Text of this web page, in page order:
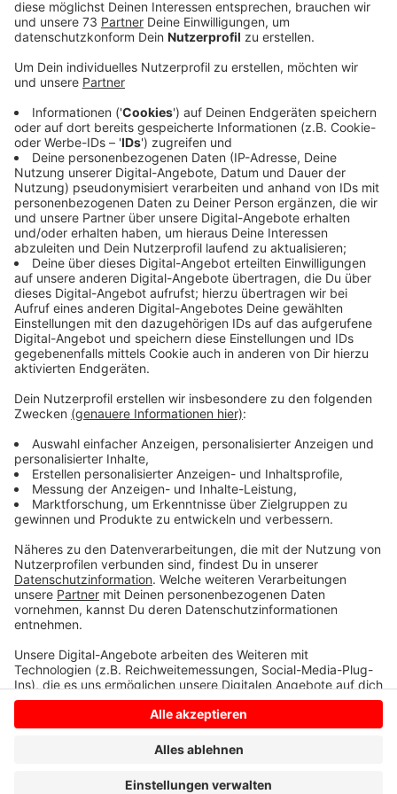
Anzeige
Test-Kits für Grippe, Corona und RSV in
Apotheken
Anzeige
Ob bei der Arbeit, in der Familie oder unter Freunden –
aktuell sind viele im Westmünsterland krank. Das
Gesundheitsamt des Kreises Borken spricht von einer
Grippewelle, die in diesem Jahr rund vier Wochen
früher als üblich ins Westmünsterland gekommen ist.
Die Zahl der Grippe-Erkrankten ist etwa doppelt so
hoch wie vor zwei Jahren und auch höher als im Vorjahr.
Die Coronafälle sind im Vergleich zum Vorjahr leicht
zurückgegangen, während die Zahl der Magen-Darm-
Erkrankungen auf dem Niveau der letzten beiden Jahre
bleibt. Wer sich unwohl fühlt und auf Nummer sicher
gehen möchte, kann sich in der Apotheke ein Test-Kit
besorgen. Diese Kits erkennen Grippe-, Corona- und
RSV-Viren und helfen, die richtige Diagnose zu stellen.
Anzeige
Anzeige